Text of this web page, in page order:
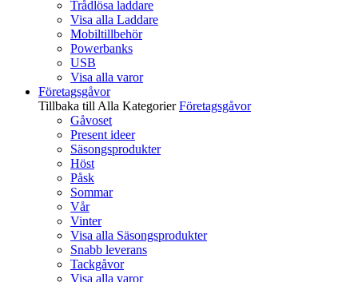
Trådlösa laddare
Visa alla Laddare
Mobiltillbehör
Powerbanks
USB
Visa alla varor
Företagsgåvor
Tillbaka till Alla Kategorier Företagsgåvor
Gåvoset
Present ideer
Säsongsprodukter
Höst
Påsk
Sommar
Vår
Vinter
Visa alla Säsongsprodukter
Snabb leverans
Tackgåvor
Visa alla varor